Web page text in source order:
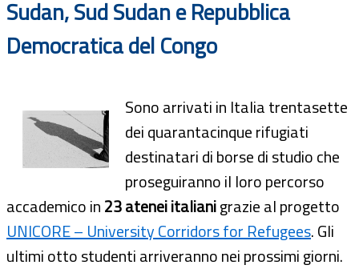
Sudan, Sud Sudan e Repubblica
Democratica del Congo
Sono arrivati in Italia trentasette
dei quarantacinque rifugiati
destinatari di borse di studio che
proseguiranno il loro percorso
accademico in23 atenei italianigrazie al progetto
UNICORE – University Corridors for Refugees. Gli
ultimi otto studenti arriveranno nei prossimi giorni.